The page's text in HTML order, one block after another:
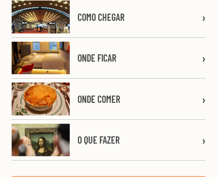
COMO CHEGAR
ONDE FICAR
ONDE COMER
O QUE FAZER